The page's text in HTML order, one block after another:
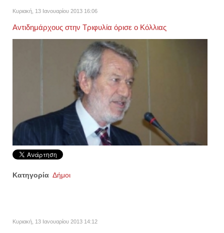
Κυριακή, 13 Ιανουαρίου 2013 16:06
Αντιδημάρχους στην Τριφυλία όρισε ο Κόλλιας
Κατηγορία Δήμοι
Κυριακή, 13 Ιανουαρίου 2013 14:12